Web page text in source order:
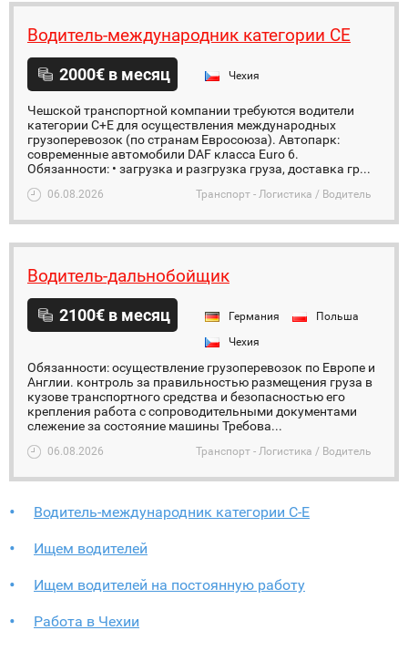
Водитель-международник категории CE
2000€ в месяц Чехия
Чешской транспортной компании требуются водители
категории C+Е для осуществления международных
грузоперевозок (по странам Евросоюза). Автопарк:
современные автомобили DAF класса Euro 6.
Обязанности: • загрузка и разгрузка груза, доставка гр...
06.08.2026 Транспорт - Логистика / Водитель
Водитель-дальнобойщик
2100€ в месяц Германия
Польша
Чехия
Обязанности: осуществление грузоперевозок по Европе и
Англии. контроль за правильностью размещения груза в
кузове транспортного средства и безопасностью его
крепления работа с сопроводительными документами
слежение за состояние машины Требова...
06.08.2026 Транспорт - Логистика / Водитель
Водитель-международник категории С-Е
Ищем водителей
Ищем водителей на постоянную работу
Работа в Чехии